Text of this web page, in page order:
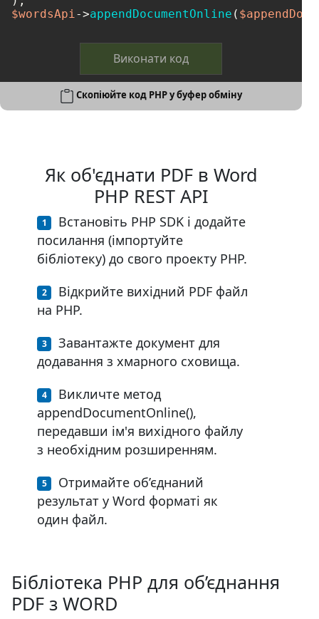
$wordsApi->appendDocumentOnline (
Виконати код
Скопіюйте код PHP у буфер обміну
Як об'єднати PDF в Word
PHP REST API
Встановіть PHP SDK і додайте
посилання (імпортуйте
бібліотеку) до свого проекту PHP.
Відкрийте вихідний PDF файл
на PHP.
Завантажте документ для
додавання з хмарного сховища.
Викличте метод
appendDocumentOnline(),
передавши ім'я вихідного файлу
з необхідним розширенням.
Отримайте об’єднаний
результат у Word форматі як
один файл.
Бібліотека PHP для об’єднання
PDF з WORD